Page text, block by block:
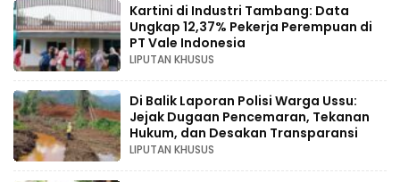
Kartini di Industri Tambang: Data
Ungkap 12,37% Pekerja Perempuan di
PT Vale Indonesia
LIPUTAN KHUSUS
Di Balik Laporan Polisi Warga Ussu:
Jejak Dugaan Pencemaran, Tekanan
Hukum, dan Desakan Transparansi
LIPUTAN KHUSUS